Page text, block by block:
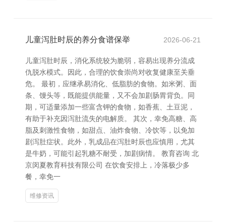
儿童泻肚时辰的养分食谱保举 2026-06-21
儿童泻肚时辰，消化系统较为脆弱，容易出现养分流成
仇脱水模式。因此，合理的饮食崇尚对收复健康至关垂
危。 最初，应继承易消化、低脂肪的食物。如米粥、面
条、馒头等，既能提供能量，又不会加剧肠胃背负。同
期，可适量添加一些富含钾的食物，如香蕉、土豆泥，
有助于补充因泻肚流失的电解质。 其次，幸免高糖、高
脂及刺激性食物，如甜点、油炸食物、冷饮等，以免加
剧泻肚症状。此外，乳成品在泻肚时辰也应慎用，尤其
是牛奶，可能引起乳糖不耐受，加剧病情。 教育咨询 北
京闵夏教育科技有限公司 在饮食安排上，冷落极少多
餐，幸免一
维修资讯